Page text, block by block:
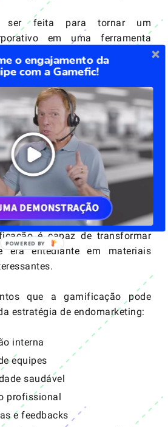
ser feita para tornar um
em uma ferramenta
e muito mais eficaz.
ferramentas da organização.
aprende enquanto joga”.
fixar mensagens importantes
lúdicos que com
e diversas páginas de
extremamente complexos.
é capaz de transformar
era entediante em materiais
que a gamificação pode
estratégia de endomarketing:
interna
equipes
saudável
profissional
e feedbacks
o engajamento da
com a Gamefic!